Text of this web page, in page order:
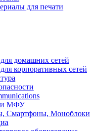
для печати
домашних сетей
корпоративных сетей
и МФУ
Смартфоны, Моноблоки